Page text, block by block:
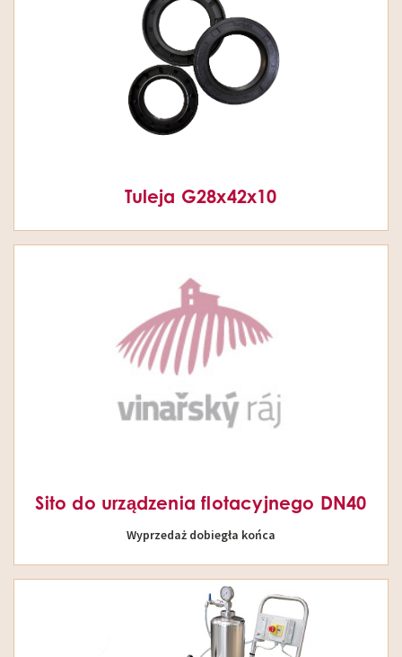
Tuleja G28x42x10
Sito do urządzenia flotacyjnego DN40
Wyprzedaż dobiegła końca